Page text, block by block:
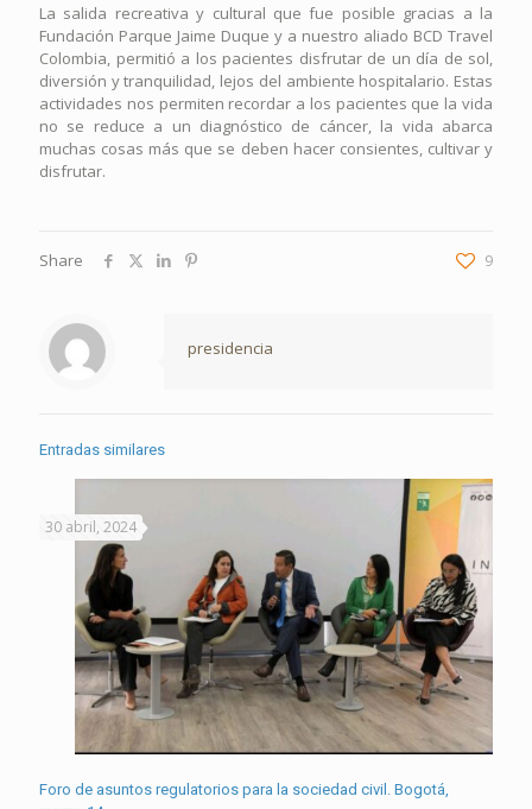
La salida recreativa y cultural que fue posible gracias a la
Fundación Parque Jaime Duque y a nuestro aliado BCD Travel
Colombia, permitió a los pacientes disfrutar de un día de sol,
diversión y tranquilidad, lejos del ambiente hospitalario. Estas
actividades nos permiten recordar a los pacientes que la vida
no se reduce a un diagnóstico de cáncer, la vida abarca
muchas cosas más que se deben hacer consientes, cultivar y
disfrutar.
Share 9
presidencia
Entradas similares
30 abril, 2024
Foro de asuntos regulatorios para la sociedad civil. Bogotá,